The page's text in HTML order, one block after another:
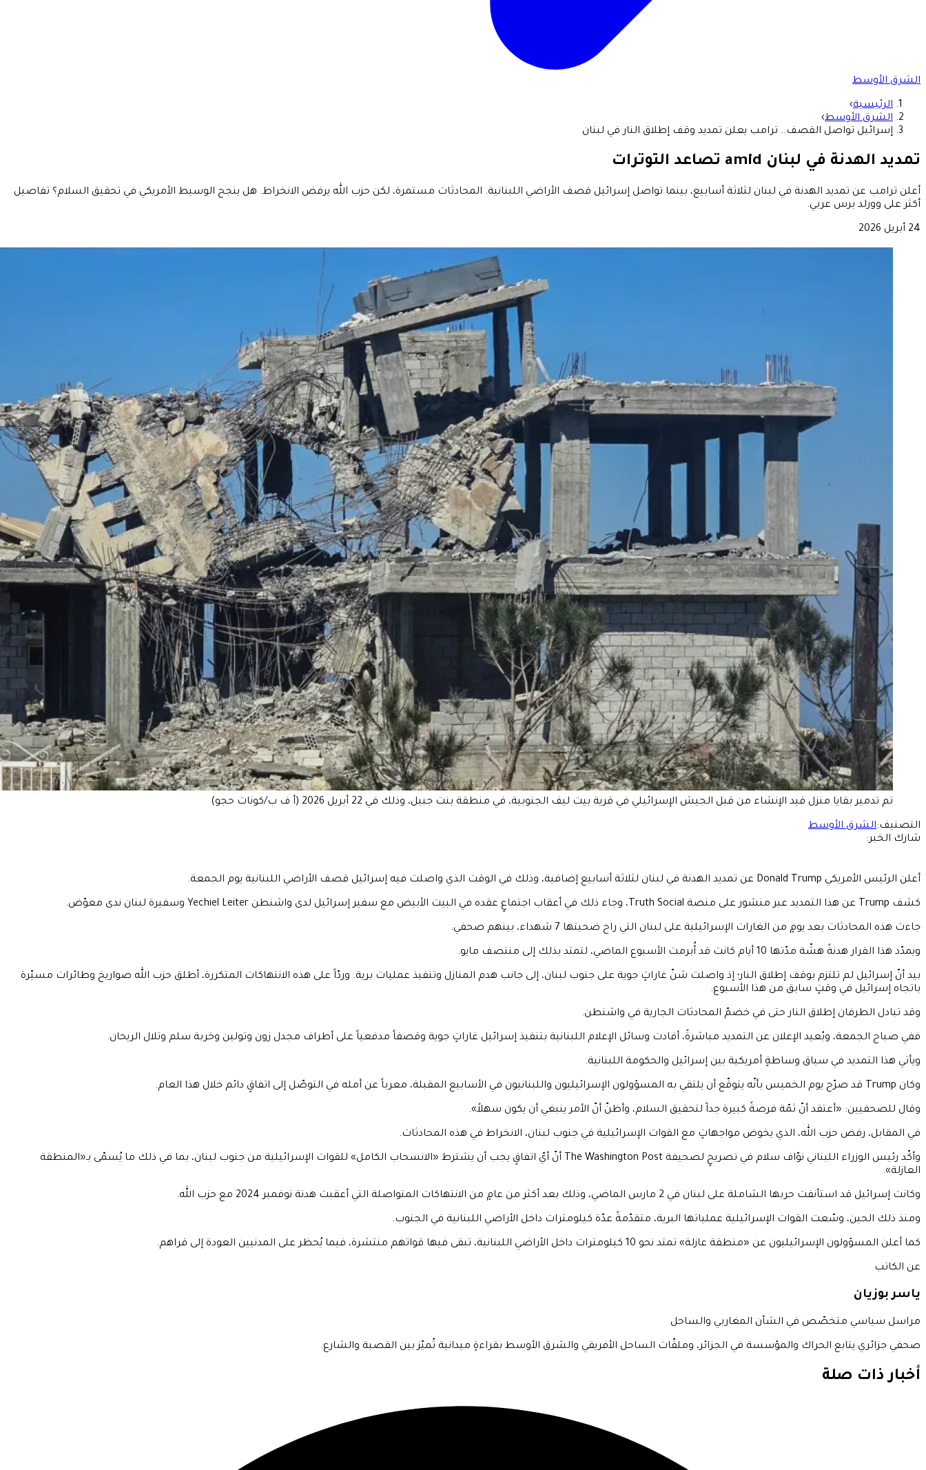
الشرق الأوسط
الرئيسية›
الشرق الأوسط›
إسرائيل تواصل القصف.. ترامب يعلن تمديد وقف إطلاق النار في لبنان
تمديد الهدنة في لبنان amid تصاعد التوترات
أعلن ترامب عن تمديد الهدنة في لبنان لثلاثة أسابيع، بينما تواصل إسرائيل قصف الأراضي اللبنانية. المحادثات مستمرة، لكن حزب الله يرفض الانخراط. هل ينجح الوسيط الأمريكي في تحقيق السلام؟ تفاصيل
أكثر على وورلد برس عربي.
24 أبريل 2026
تم تدمير بقايا منزل قيد الإنشاء من قبل الجيش الإسرائيلي في قرية بيت ليف الجنوبية، في منطقة بنت جبيل، وذلك في 22 أبريل 2026 (أ ف ب/كونات حجو)
التصنيف:الشرق الأوسط
شارك الخبر:
أعلن الرئيس الأمريكي Donald Trump عن تمديد الهدنة في لبنان لثلاثة أسابيع إضافية، وذلك في الوقت الذي واصلت فيه إسرائيل قصف الأراضي اللبنانية يوم الجمعة.
كشف Trump عن هذا التمديد عبر منشور على منصة Truth Social، وجاء ذلك في أعقاب اجتماعٍ عقده في البيت الأبيض مع سفير إسرائيل لدى واشنطن Yechiel Leiter وسفيرة لبنان ندى معوّض.
جاءت هذه المحادثات بعد يومٍ من الغارات الإسرائيلية على لبنان التي راح ضحيتها 7 شهداء، بينهم صحفي.
ويمدّد هذا القرار هدنةً هشّة مدّتها 10 أيام كانت قد أُبرمت الأسبوع الماضي، لتمتد بذلك إلى منتصف مايو.
بيد أنّ إسرائيل لم تلتزم بوقف إطلاق النار؛ إذ واصلت شنّ غاراتٍ جوية على جنوب لبنان، إلى جانب هدم المنازل وتنفيذ عمليات برية. وردّاً على هذه الانتهاكات المتكررة، أطلق حزب الله صواريخ وطائرات مسيّرة
باتجاه إسرائيل في وقتٍ سابق من هذا الأسبوع.
وقد تبادل الطرفان إطلاق النار حتى في خضمّ المحادثات الجارية في واشنطن.
ففي صباح الجمعة، وبُعيد الإعلان عن التمديد مباشرةً، أفادت وسائل الإعلام اللبنانية بتنفيذ إسرائيل غاراتٍ جوية وقصفاً مدفعياً على أطراف مجدل زون وتولين وخربة سلم وتلال الريحان.
ويأتي هذا التمديد في سياق وساطةٍ أمريكية بين إسرائيل والحكومة اللبنانية.
وكان Trump قد صرّح يوم الخميس بأنّه يتوقّع أن يلتقي به المسؤولون الإسرائيليون واللبنانيون في الأسابيع المقبلة، معرباً عن أمله في التوصّل إلى اتفاقٍ دائم خلال هذا العام.
وقال للصحفيين: «أعتقد أنّ ثمّة فرصةً كبيرة جداً لتحقيق السلام، وأظنّ أنّ الأمر ينبغي أن يكون سهلاً».
في المقابل، رفض حزب الله، الذي يخوض مواجهاتٍ مع القوات الإسرائيلية في جنوب لبنان، الانخراط في هذه المحادثات.
وأكّد رئيس الوزراء اللبناني نوّاف سلام في تصريحٍ لصحيفة The Washington Post أنّ أيّ اتفاقٍ يجب أن يشترط «الانسحاب الكامل» للقوات الإسرائيلية من جنوب لبنان، بما في ذلك ما يُسمّى بـ«المنطقة
العازلة».
وكانت إسرائيل قد استأنفت حربها الشاملة على لبنان في 2 مارس الماضي، وذلك بعد أكثر من عامٍ من الانتهاكات المتواصلة التي أعقبت هدنة نوفمبر 2024 مع حزب الله.
ومنذ ذلك الحين، وسّعت القوات الإسرائيلية عملياتها البرية، متقدّمةً عدّة كيلومترات داخل الأراضي اللبنانية في الجنوب.
كما أعلن المسؤولون الإسرائيليون عن «منطقة عازلة» تمتد نحو 10 كيلومترات داخل الأراضي اللبنانية، تبقى فيها قواتهم منتشرة، فيما يُحظر على المدنيين العودة إلى قراهم.
عن الكاتب
ياسر بوزيان
مراسل سياسي متخصّص في الشأن المغاربي والساحل
صحفي جزائري يتابع الحراك والمؤسسة في الجزائر، وملفّات الساحل الأفريقي والشرق الأوسط بقراءةٍ ميدانية تُميّز بين القصبة والشارع.
أخبار ذات صلة